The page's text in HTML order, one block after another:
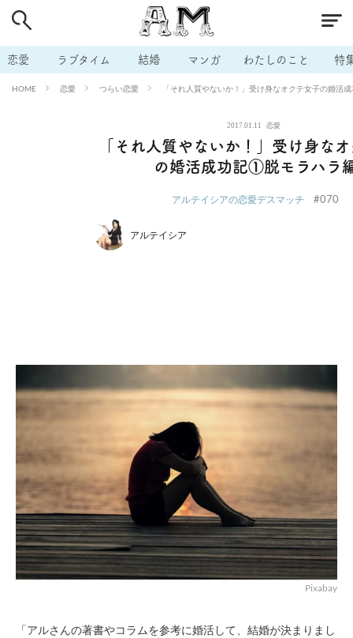
恋愛 ラブタイム 結婚 マンガ わたしのこと 特
HOME 恋愛 つらい恋愛 「それ人質やないか！」受け身なオクテ女子の婚活
2017.01.11 恋愛
「それ人質やないか！」受け身な
の婚活成功記①脱モラハラ
アルテイシアの恋愛デスマッチ #070
アルテイシア
Pixabay
「アルさんの著書やコラムを参考に婚活して、結婚が決まりまし
# 男の本音 # セフレ # 不倫
# 出会う方法 # マッチングアプリ # ラブグッズ # 体の相